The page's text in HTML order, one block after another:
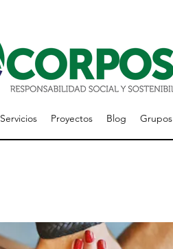
Servicios Proyectos Blog Grupos